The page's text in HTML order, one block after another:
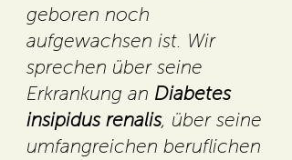
geboren noch
aufgewachsen ist. Wir
sprechen über seine
Erkrankung an Diabetes
insipidus renalis, über seine
umfangreichen beruflichen